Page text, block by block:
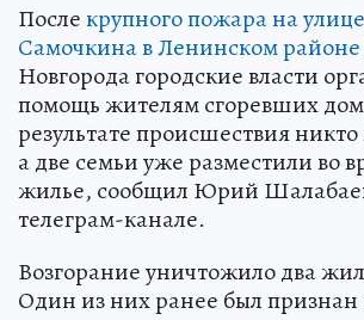
Послекрупного пожара на
Самочкина в Ленинском районе
Новгорода городские власти
помощь жителям сгоревших
результате происшествия
а две семьи уже разместили во
жилье, сообщил Юрий
телеграм-канале.
Возгорание уничтожило два
Один из них ранее был